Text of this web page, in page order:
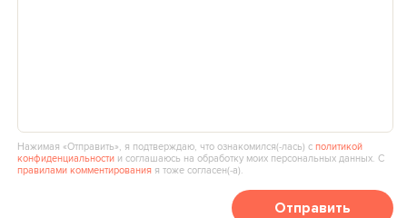
Нажимая «Отправить», я подтверждаю, что ознакомился(‑лась) сполитикой
конфиденциальности и соглашаюсь на обработку моих персональных данных. С
правилами комментирования я тоже согласен(‑а).
Отправить